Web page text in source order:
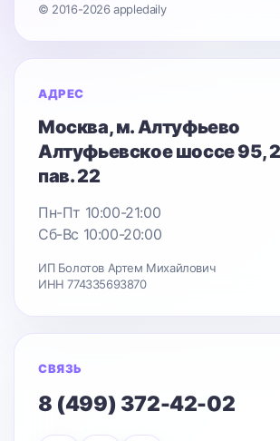
© 2016-2026 appledaily
АДРЕС
Москва, м. Алтуфьево
Алтуфьевское шоссе 95,
пав. 22
Пн-Пт 10:00-21:00
Сб-Вс 10:00-20:00
ИП Болотов Артем Михайлович
ИНН 774335693870
СВЯЗЬ
8 (499) 372-42-02